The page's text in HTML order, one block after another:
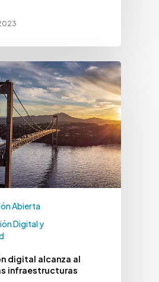
Abierta
Digital y
digital alcanza al
infraestructuras